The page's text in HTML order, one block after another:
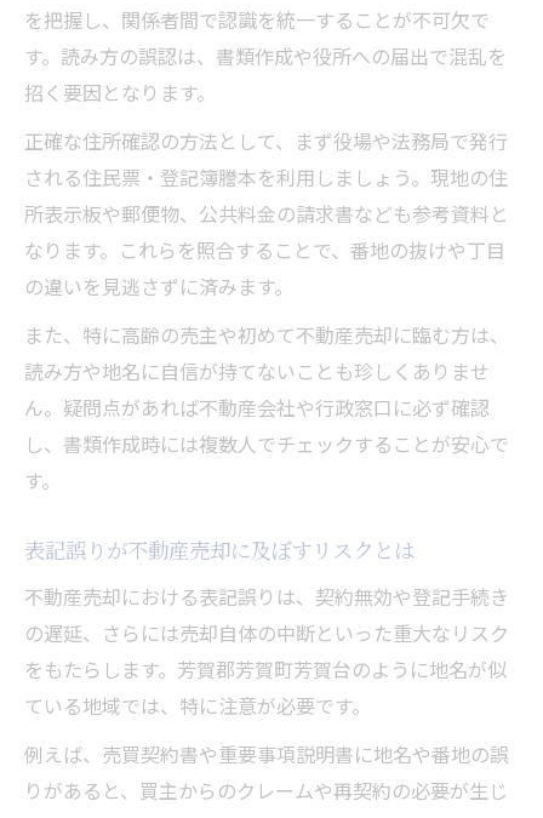
を把握し、関係者間で認識を統一することが不可欠で
す。読み方の誤認は、書類作成や役所への届出で混乱を
招く要因となります。
正確な住所確認の方法として、まず役場や法務局で発行
される住民票・登記簿謄本を利用しましょう。現地の住
所表示板や郵便物、公共料金の請求書なども参考資料と
なります。これらを照合することで、番地の抜けや丁目
の違いを見逃さずに済みます。
また、特に高齢の売主や初めて不動産売却に臨む方は、
読み方や地名に自信が持てないことも珍しくありませ
ん。疑問点があれば不動産会社や行政窓口に必ず確認
し、書類作成時には複数人でチェックすることが安心で
す。
表記誤りが不動産売却に及ぼすリスクとは
不動産売却における表記誤りは、契約無効や登記手続き
の遅延、さらには売却自体の中断といった重大なリスク
をもたらします。芳賀郡芳賀町芳賀台のように地名が似
ている地域では、特に注意が必要です。
例えば、売買契約書や重要事項説明書に地名や番地の誤
りがあると、買主からのクレームや再契約の必要が生じ